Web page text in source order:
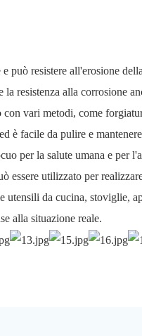
può resistere all'erosione
resistenza alla corrosione
vari metodi, come
è facile da pulire e
per la salute umana e per
essere utilizzato per
da cucina, stoviglie,
alla situazione reale.